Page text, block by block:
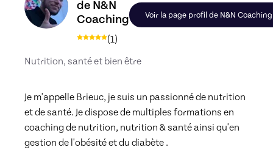
de N&N
Coaching
(1)
Voir la page profil de N&N Coaching
Nutrition, santé et bien être
Je m'appelle Brieuc, je suis un passionné de nutrition
et de santé. Je dispose de multiples formations en
coaching de nutrition, nutrition & santé ainsi qu'en
gestion de l'obésité et du diabète .